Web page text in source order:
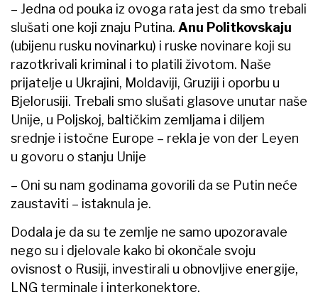
– Jedna od pouka iz ovoga rata jest da smo trebali
slušati one koji znaju Putina. Anu Politkovskaju
(ubijenu rusku novinarku) i ruske novinare koji su
razotkrivali kriminal i to platili životom. Naše
prijatelje u Ukrajini, Moldaviji, Gruziji i oporbu u
Bjelorusiji. Trebali smo slušati glasove unutar naše
Unije, u Poljskoj, baltičkim zemljama i diljem
srednje i istočne Europe – rekla je von der Leyen
u govoru o stanju Unije
– Oni su nam godinama govorili da se Putin neće
zaustaviti – istaknula je.
Dodala je da su te zemlje ne samo upozoravale
nego su i djelovale kako bi okončale svoju
ovisnost o Rusiji, investirali u obnovljive energije,
LNG terminale i interkonektore.